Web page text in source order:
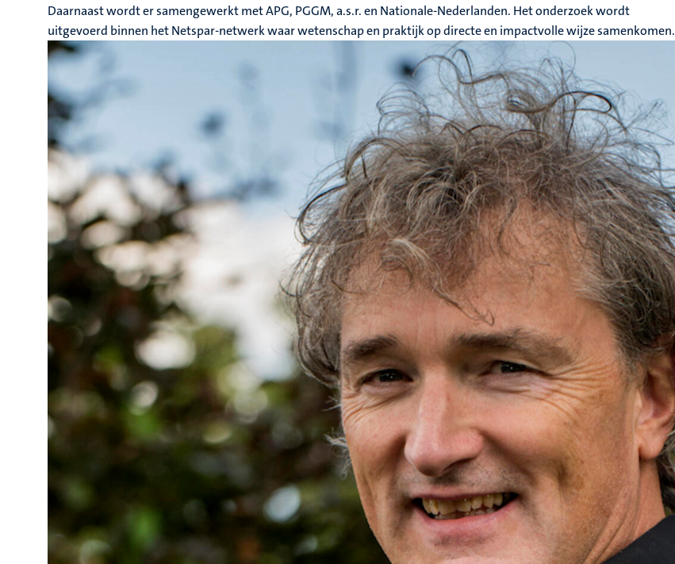
Daarnaast wordt er samengewerkt met APG, PGGM, a.s.r. en Nationale-Nederlanden. Het onderzoek wordt
uitgevoerd binnen het Netspar-netwerk waar wetenschap en praktijk op directe en impactvolle wijze samenkomen.